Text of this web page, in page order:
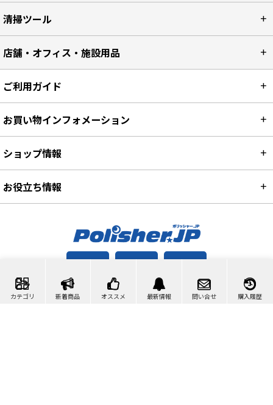
カテゴリ 新着商品 オススメ 最新情報 問い合せ 購入履歴
清掃ツール
店舗・オフィス・施設用品
問い合わせ
ご利用ガイド
お買い物インフォメーション
ショップ情報
お役立ち情報